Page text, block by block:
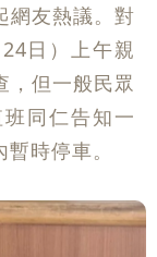
網友熱議。對
日）上午親
，但一般民眾
同仁告知一
時停車。